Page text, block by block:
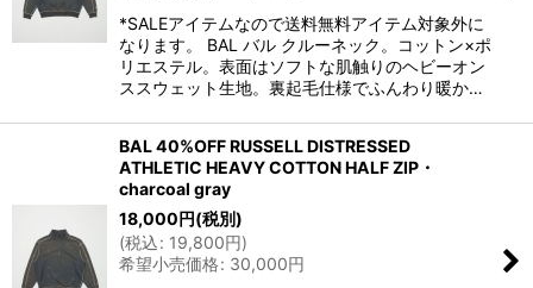
*SALEアイテムなので送料無料アイテム対象外に
なります。 BAL バル クルーネック。コットン×ポ
リエステル。表面はソフトな肌触りのヘビーオン
ススウェット生地。裏起毛仕様でふんわり暖か…
BAL 40%OFF RUSSELL DISTRESSED
ATHLETIC HEAVY COTTON HALF ZIP・
charcoal gray
18,000円(税別)
(税込: 19,800円)
希望小売価格: 30,000円